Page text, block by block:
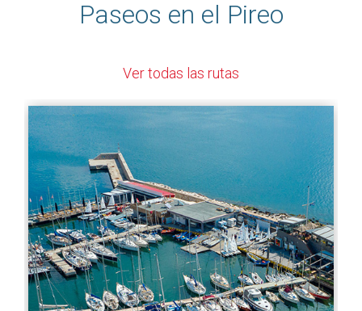
Paseos en el Pireo
Ver todas las rutas